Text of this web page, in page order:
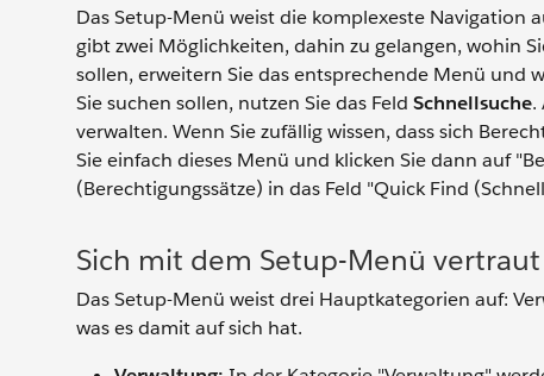
Das Setup-Menü weist die komplexeste Navigation
gibt zwei Möglichkeiten, dahin zu gelangen, wohin
sollen, erweitern Sie das entsprechende Menü und
Sie suchen sollen, nutzen Sie das Feld Schnellsuche.
verwalten. Wenn Sie zufällig wissen, dass sich
Sie einfach dieses Menü und klicken Sie dann auf
(Berechtigungssätze) in das Feld "Quick Find
Sich mit dem Setup-Menü
Das Setup-Menü weist drei Hauptkategorien auf:
was es damit auf sich hat.